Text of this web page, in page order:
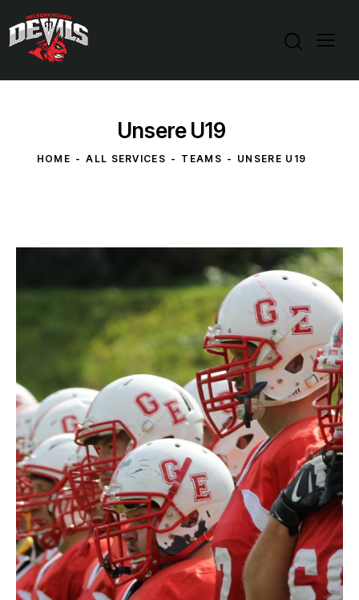
Unsere U19
HOME ALL SERVICES TEAMS UNSERE U19